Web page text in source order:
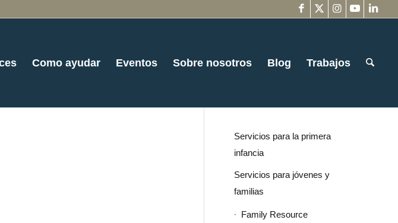
Como ayudar Eventos Sobre nosotros Blog Trabajos
Servicios para la primera
infancia
Servicios para jóvenes y
familias
Family Resource